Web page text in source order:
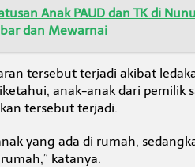
Anak PAUD dan TK di
dan Mewarnai
tersebut terjadi akibat
anak-anak dari pemilik
tersebut terjadi.
yang ada di rumah,
katanya.